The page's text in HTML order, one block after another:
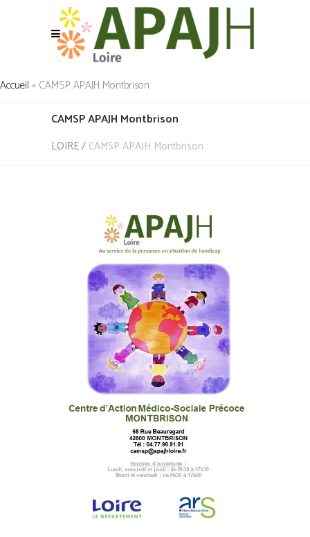
Accueil » CAMSP APAJH Montbrison
CAMSP APAJH Montbrison
LOIRE/ CAMSP APAJH Montbrison